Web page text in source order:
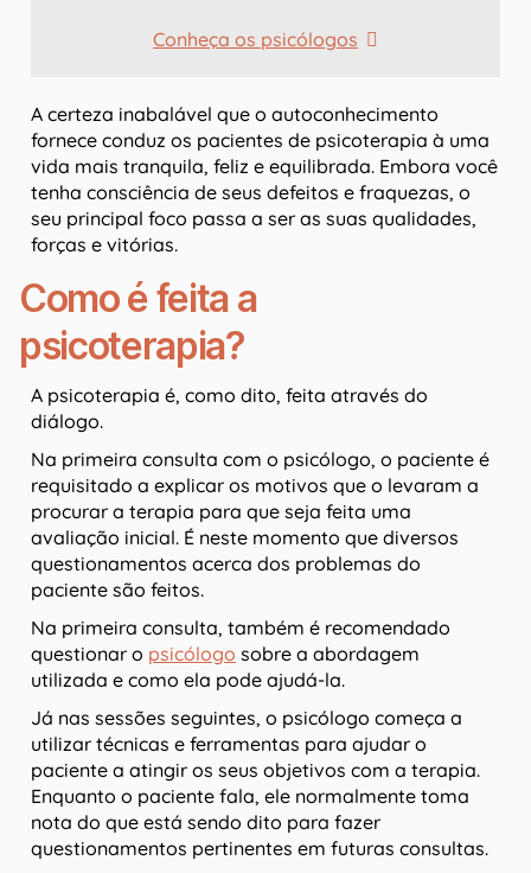
Conheça os psicólogos
A certeza inabalável que o autoconhecimento
fornece conduz os pacientes de psicoterapia à uma
vida mais tranquila, feliz e equilibrada. Embora você
tenha consciência de seus defeitos e fraquezas, o
seu principal foco passa a ser as suas qualidades,
forças e vitórias.
Como é feita a
psicoterapia?
A psicoterapia é, como dito, feita através do
diálogo.
Na primeira consulta com o psicólogo, o paciente é
requisitado a explicar os motivos que o levaram a
procurar a terapia para que seja feita uma
avaliação inicial. É neste momento que diversos
questionamentos acerca dos problemas do
paciente são feitos.
Na primeira consulta, também é recomendado
questionar o psicólogo sobre a abordagem
utilizada e como ela pode ajudá-la.
Já nas sessões seguintes, o psicólogo começa a
utilizar técnicas e ferramentas para ajudar o
paciente a atingir os seus objetivos com a terapia.
Enquanto o paciente fala, ele normalmente toma
nota do que está sendo dito para fazer
questionamentos pertinentes em futuras consultas.